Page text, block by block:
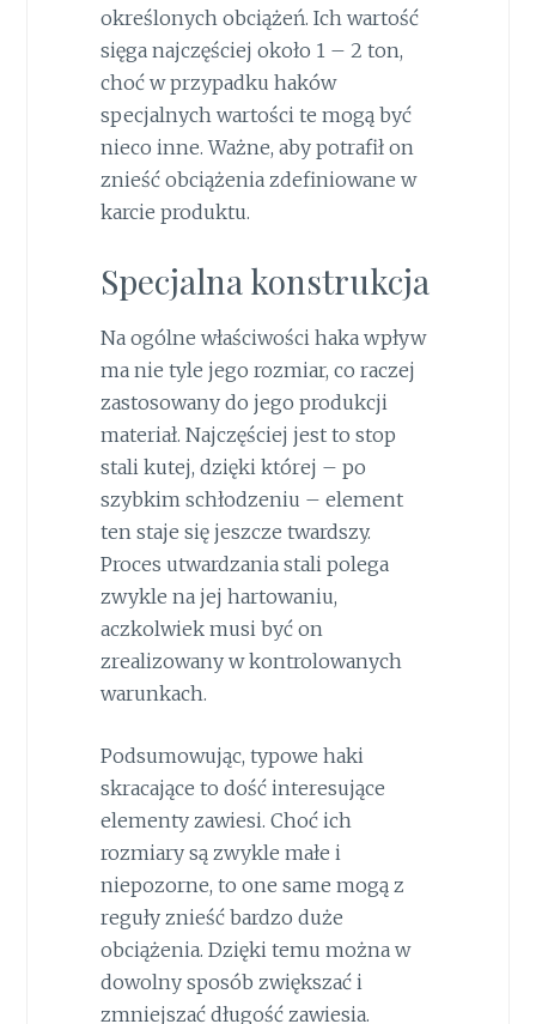
określonych obciążeń. Ich wartość
sięga najczęściej około 1 – 2 ton,
choć w przypadku haków
specjalnych wartości te mogą być
nieco inne. Ważne, aby potrafił on
znieść obciążenia zdefiniowane w
karcie produktu.
Specjalna konstrukcja
Na ogólne właściwości haka wpływ
ma nie tyle jego rozmiar, co raczej
zastosowany do jego produkcji
materiał. Najczęściej jest to stop
stali kutej, dzięki której – po
szybkim schłodzeniu – element
ten staje się jeszcze twardszy.
Proces utwardzania stali polega
zwykle na jej hartowaniu,
aczkolwiek musi być on
zrealizowany w kontrolowanych
warunkach.
Podsumowując, typowe haki
skracające to dość interesujące
elementy zawiesi. Choć ich
rozmiary są zwykle małe i
niepozorne, to one same mogą z
reguły znieść bardzo duże
obciążenia. Dzięki temu można w
dowolny sposób zwiększać i
zmniejszać długość zawiesia.